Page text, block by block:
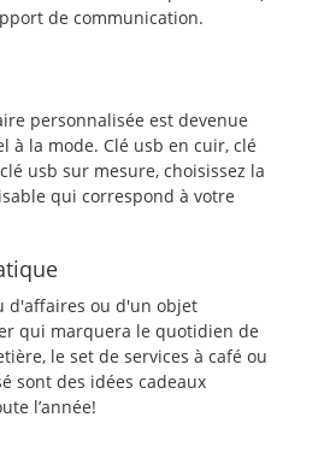
de communication.
personnalisée est devenue
à la mode. Clé usb en cuir, clé
usb sur mesure, choisissez la
qui correspond à votre
d'affaires ou d'un objet
qui marquera le quotidien de
le set de services à café ou
sont des idées cadeaux
l’année!